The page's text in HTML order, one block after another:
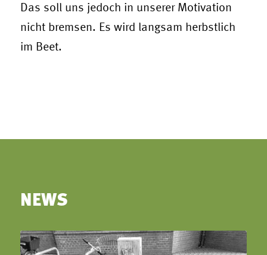
Das soll uns jedoch in unserer Motivation
nicht bremsen. Es wird langsam herbstlich
im Beet.
NEWS